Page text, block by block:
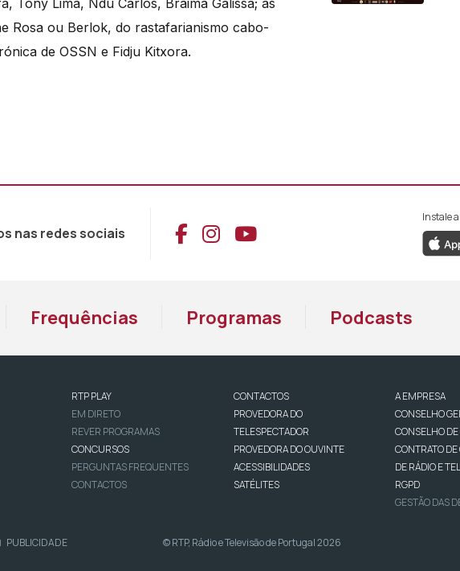
Tony Lima, Ndu Carlos, Braima Galissá; as
Rosa ou Berlok, do rastafarianismo cabo-
de OSSN e Fidju Kitxora.
nas redes sociais Aceder ao Facebook da RTP
Aceder ao Instagram da
Aceder ao YouTube
Instale
Frequências Programas Podcasts
RTP PLAY
EM DIRETO
REVER PROGRAMAS
CONCURSOS
PERGUNTAS FREQUENTES
CONTACTOS
CONTACTOS
PROVEDORA DO
TELESPECTADOR
PROVEDORA DO OUVINTE
ACESSIBILIDADES
SATÉLITES
A EMPRESA
CONSELHO
CONSELHO
CONTRATO
DE RÁDIO E
RGPD
GESTÃO DAS
| PUBLICIDADE © RTP, Rádio e Televisão de Portugal 2026